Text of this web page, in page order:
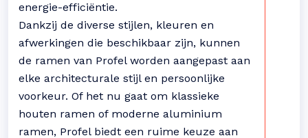
energie-efficiëntie.
Dankzij de diverse stijlen, kleuren en
afwerkingen die beschikbaar zijn, kunnen
de ramen van Profel worden aangepast aan
elke architecturale stijl en persoonlijke
voorkeur. Of het nu gaat om klassieke
houten ramen of moderne aluminium
ramen, Profel biedt een ruime keuze aan